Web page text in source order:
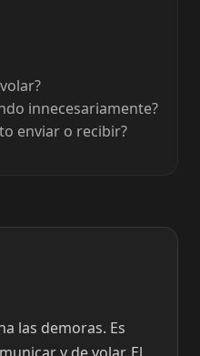
innecesariamente?
enviar o recibir?
las demoras. Es